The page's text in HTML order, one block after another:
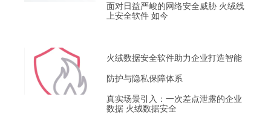
面对日益严峻的网络安全威胁 火绒线
上安全软件 如今
火绒数据安全软件助力企业打造智能
防护与隐私保障体系
真实场景引入：一次差点泄露的企业
数据 火绒数据安全